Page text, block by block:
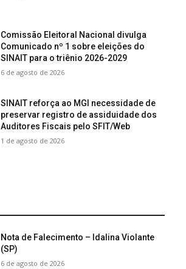
Comissão Eleitoral Nacional divulga
Comunicado nº 1 sobre eleições do
SINAIT para o triênio 2026-2029
6 de agosto de 2026
SINAIT reforça ao MGI necessidade de
preservar registro de assiduidade dos
Auditores Fiscais pelo SFIT/Web
1 de agosto de 2026
Nota de Falecimento – Idalina Violante
(SP)
6 de agosto de 2026